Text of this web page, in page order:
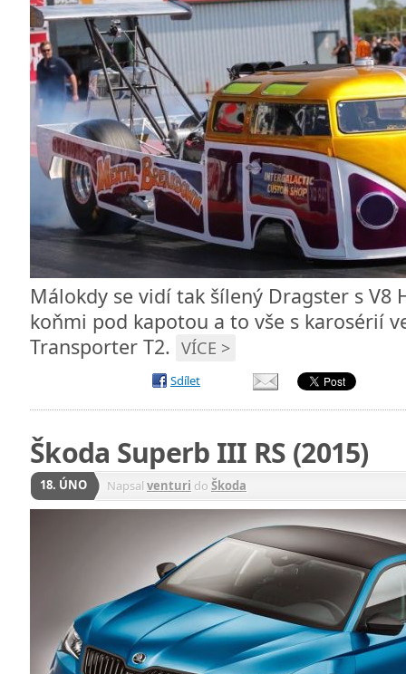
Málokdy se vidí tak šílený Dragster s V8
koňmi pod kapotou a to vše s karosérií
Transporter T2. VÍCE >
Sdílet
Škoda Superb III RS (2015)
18. ÚNO Napsal venturi do Škoda